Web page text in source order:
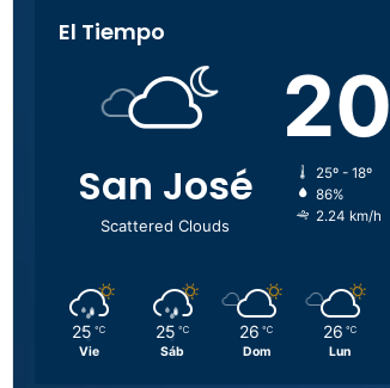
El Tiempo
San José
Scattered Clouds
20
25º - 18º
86%
2.24 km/h
25 ℃
Vie
25 ℃
Sáb
26 ℃
Dom
26 ℃
Lun